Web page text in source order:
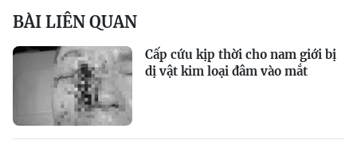
BÀI LIÊN QUAN
Cấp cứu kịp thời cho nam giới bị
dị vật kim loại đâm vào mắt